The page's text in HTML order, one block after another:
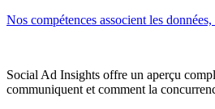
Nos compétences associent les
Social Ad Insights offre un aperçu
communiquent et comment la